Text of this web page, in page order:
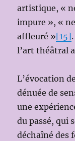
artistique, «
impure », «
affleuré »[15]
l’art théâtral
L’évocation
dénuée de
une
du passé, qui
déchaîné des